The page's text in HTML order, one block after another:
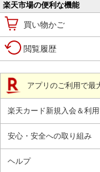
楽天市場の便利な機能
買い物かご
閲覧履歴
アプリのご利用で最
楽天カード新規入会＆利
安心・安全への取り組み
ヘルプ